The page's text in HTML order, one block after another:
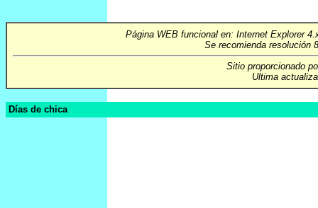
Página WEB funcional en: Internet Explorer
Se recomienda resolución
Sitio proporcionado
Ultima
Días de chica